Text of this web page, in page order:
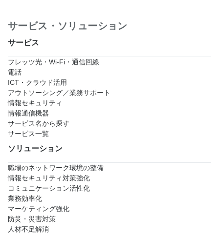
サービス・ソリューション
サービス
フレッツ光・Wi-Fi・通信回線
電話
ICT・クラウド活用
アウトソーシング／業務サポート
情報セキュリティ
情報通信機器
サービス名から探す
サービス一覧
ソリューション
職場のネットワーク環境の整備
情報セキュリティ対策強化
コミュニケーション活性化
業務効率化
マーケティング強化
防災・災害対策
人材不足解消